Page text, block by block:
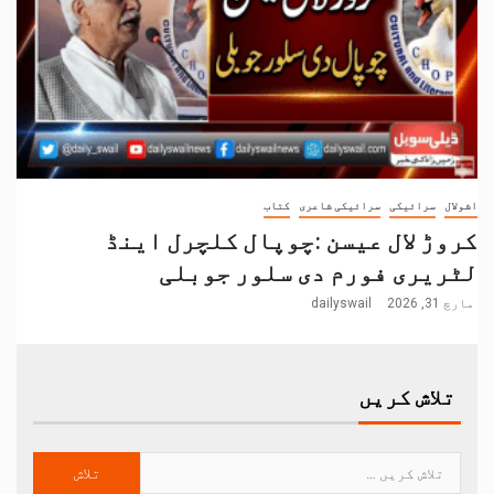
اشولال سرائیکی سرائیکی شاعری کتاب
کروڑ لال عیسن :چوپال کلچرل اینڈ
لٹریری فورم دی سلور جوبلی
مارچ 31, 2026 dailyswail
تلاش کریں